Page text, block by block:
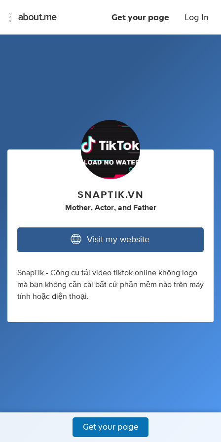
Get your page Log In
SNAPTIK.VN
Mother, Actor, and Father
Visit my website
SnapTik - Công cụ tải video tiktok online không logo
mà bạn không cần cài bất cứ phần mềm nào trên máy
tính hoặc điện thoại.
Get your page